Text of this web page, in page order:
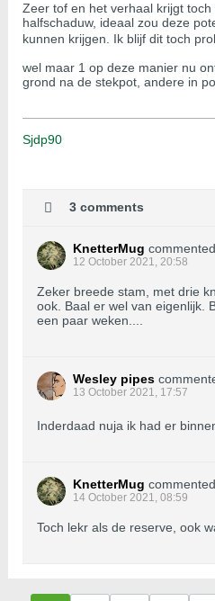
Zeer tof en het verhaal krijgt
halfschaduw, ideaal zou deze
kunnen krijgen. Ik blijf dit toch
wel maar 1 op deze manier nu
grond na de stekpot, andere in
Sjdp90
3 comments
KnetterMug commented
12 October 2021, 20:58
Zeker breede stam, met drie
ook. Baal er wel van eigenlijk.
een paar weken....
Wesley pipes
13 October 2021, 17:57
Inderdaad nuja ik had er
KnetterMug commented
14 October 2021, 08:59
Toch lekr als de reserve, ook